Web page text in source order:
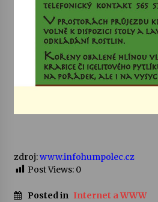
zdroj:www.infohumpolec.cz
Post Views: 0
Posted in Internet a WWW